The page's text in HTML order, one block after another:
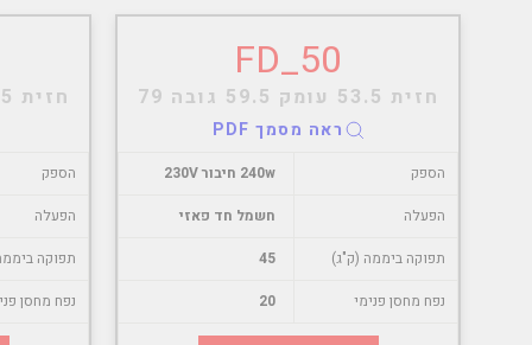
FD_50
חזית 53.5 עומק 59.5 גובה 79
ראה מסמך PDF
הספק
240w חיבור 230V
הפעלה
חשמל חד פאזי
תפוקה ביממה (ק"ג)
45
נפח מחסן פנימי
20
חזית 53.5 עומק 59.5 גובה 79
הספק
הפעלה
תפוקה
נפח מחסן